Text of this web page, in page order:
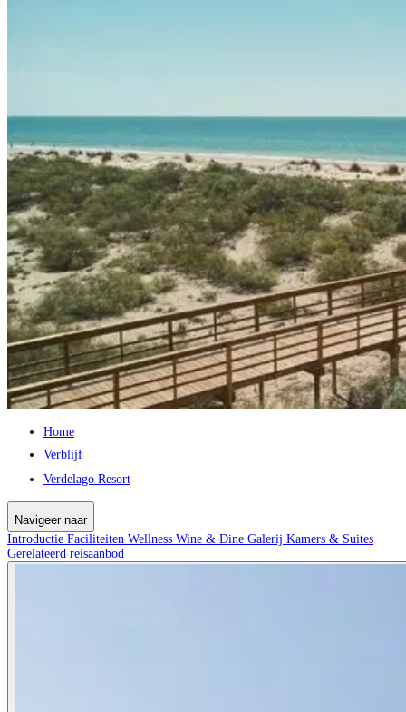
Home
Verblijf
Verdelago Resort
Navigeer naar
Introductie Faciliteiten Wellness Wine & Dine Galerij Kamers & Suites
Gerelateerd reisaanbod